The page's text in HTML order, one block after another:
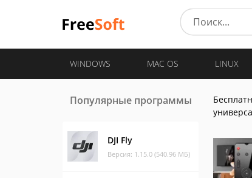
WINDOWS MAC OS LINUX
Популярные программы
DJI Fly
Версия: 1.15.0 (540.96 МБ)